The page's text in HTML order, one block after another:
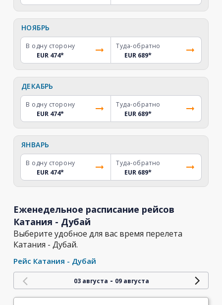
НОЯБРЬ
В одну сторону
EUR 474*
Туда-обратно
EUR 689*
ДЕКАБРЬ
В одну сторону
EUR 474*
Туда-обратно
EUR 689*
ЯНВАРЬ
В одну сторону
EUR 474*
Туда-обратно
EUR 689*
Еженедельное расписание рейсов
Катания - Дубай
Выберите удобное для вас время перелета
Катания - Дубай.
Рейс Катания - Дубай
03 августа - 09 августа